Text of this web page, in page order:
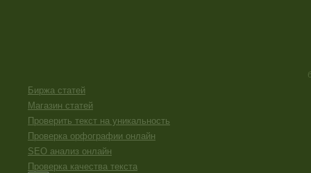
Биржа статей
Магазин статей
Проверить текст на уникальность
Проверка орфографии онлайн
SEO анализ онлайн
Проверка качества текста